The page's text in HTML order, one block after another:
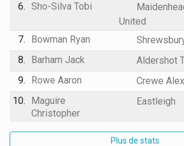
6. Sho-Silva Tobi
United
7. Bowman Ryan
8.
Barham Jack Aldershot
9.
Rowe Aaron Crewe
10.
Maguire
Christopher
Eastleigh
Plus de stats